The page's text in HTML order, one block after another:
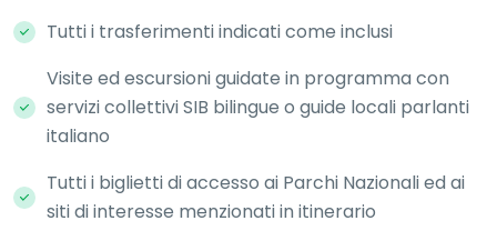
Tutti i trasferimenti indicati come inclusi
Visite ed escursioni guidate in programma con
servizi collettivi SIB bilingue o guide locali parlanti
italiano
Tutti i biglietti di accesso ai Parchi Nazionali ed ai
siti di interesse menzionati in itinerario